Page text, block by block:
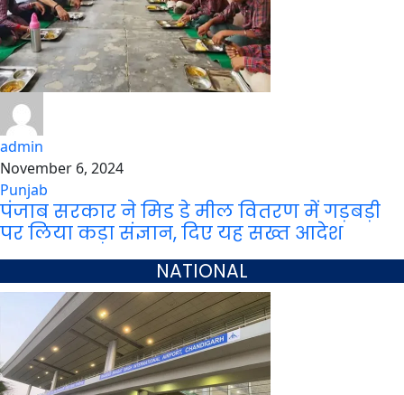
admin
November 6, 2024
Punjab
पंजाब सरकार ने मिड डे मील वितरण में गड़बड़ी
पर लिया कड़ा संज्ञान, दिए यह सख्त आदेश
NATIONAL